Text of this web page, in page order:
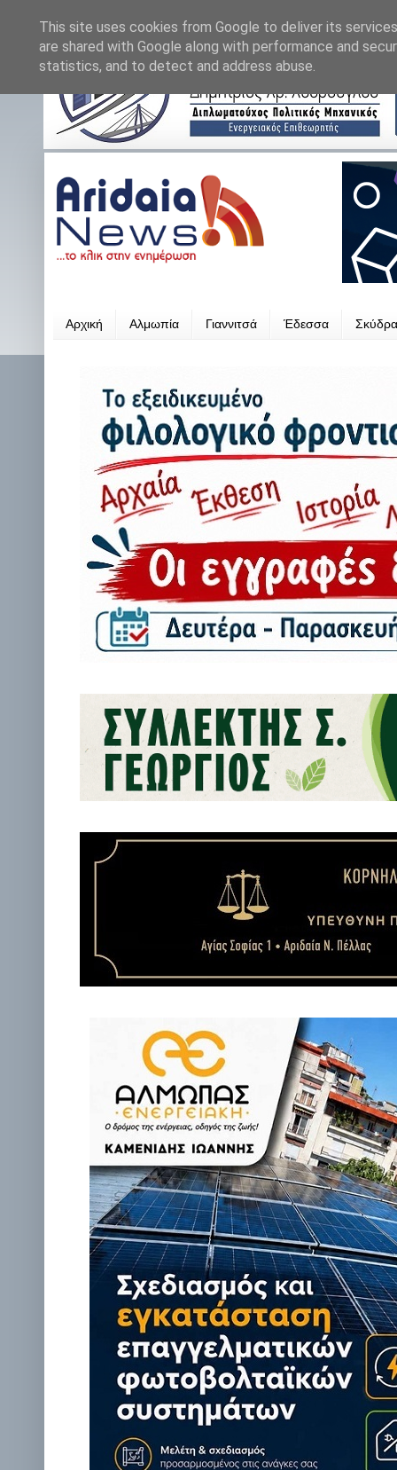
Αρχική Αλμωπία Γιαννιτσά Έδεσσα Σκύδρα
This site uses cookies from Google to deliver its
are shared with Google along with performance and
statistics, and to detect and address abuse.